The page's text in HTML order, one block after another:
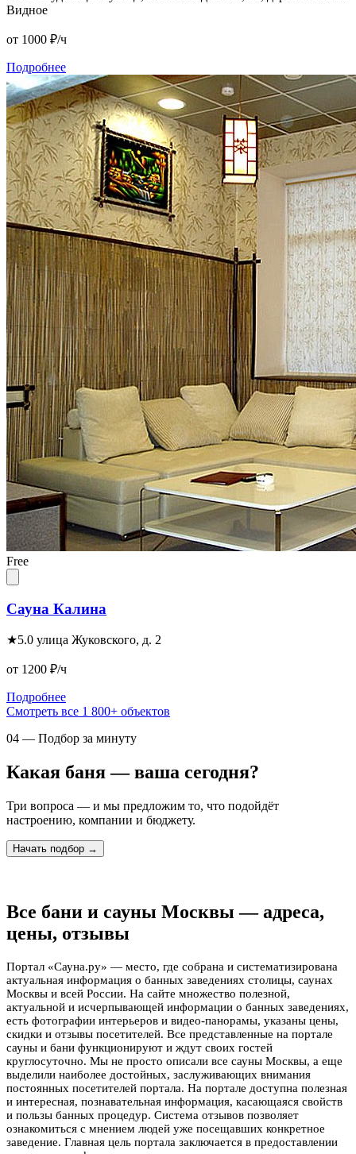
Видное
от 1000 ₽/ч
Подробнее
Free
Сауна Калина
★5.0 улица Жуковского, д. 2
от 1200 ₽/ч
Подробнее
Смотреть все 1 800+ объектов
04 — Подбор за минуту
Какая баня — ваша сегодня?
Три вопроса — и мы предложим то, что подойдёт
настроению, компании и бюджету.
Начать подбор →
Все бани и сауны Москвы — адреса,
цены, отзывы
Портал «Сауна.ру» — место, где собрана и систематизирована
актуальная информация о банных заведениях столицы, саунах
Москвы и всей России. На сайте множество полезной,
актуальной и исчерпывающей информации о банных заведениях,
есть фотографии интерьеров и видео-панорамы, указаны цены,
скидки и отзывы посетителей. Все представленные на портале
сауны и бани функционируют и ждут своих гостей
круглосуточно. Мы не просто описали все сауны Москвы, а еще
выделили наиболее достойных, заслуживающих внимания
постоянных посетителей портала. На портале доступна полезная
и интересная, познавательная информация, касающаяся свойств
и пользы банных процедур. Система отзывов позволяет
ознакомиться с мнением людей уже посещавших конкретное
заведение. Главная цель портала заключается в предоставлении